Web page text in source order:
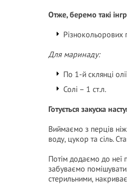
Отже, беремо такі
Різнокольорових
Для маринаду:
По 1-й склянці
Солі – 1 ст.л.
Готується закуска
Виймаємо з перців
воду, цукор та сіль.
Потім додаємо до неї
забуваємо
стерильними,